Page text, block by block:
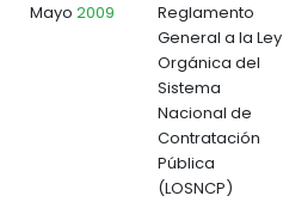
Mayo 2009
Reglamento
General a la Ley
Orgánica del
Sistema
Nacional de
Contratación
Pública
(LOSNCP)